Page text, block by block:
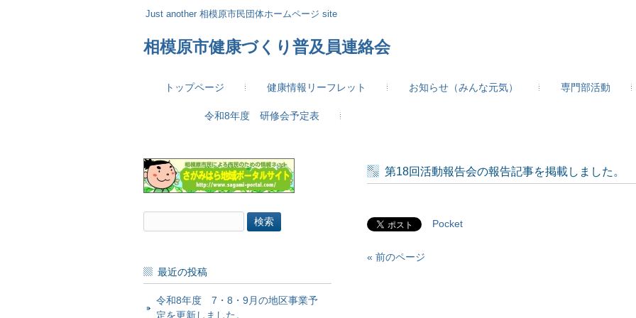
Just another 相模原市民団体ホームページ site
相模原市健康づくり普及員連絡会
トップページ 健康情報リーフレット お知らせ（みんな元気） 専門部活動
令和8年度 研修会予定表
第18回活動報告会の報告記事を掲載しました。
Pocket
« 前のページ
索:
最近の投稿
令和8年度 7・8・9月の地区事業予
定を更新しました。